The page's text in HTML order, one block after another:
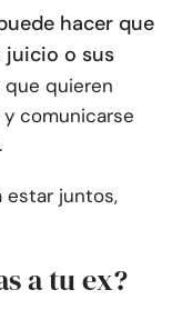
hacer que
juicio o sus
quieren
comunicarse
estar juntos,
a tu ex?